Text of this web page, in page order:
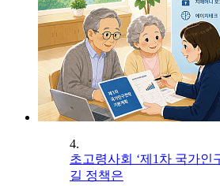
4.
초고령사회 ‘제1차 국가인
길 정책은